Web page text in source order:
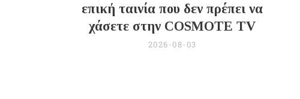
επική ταινία που δεν πρέπει να
χάσετε στην COSMOTE TV
2026-08-03